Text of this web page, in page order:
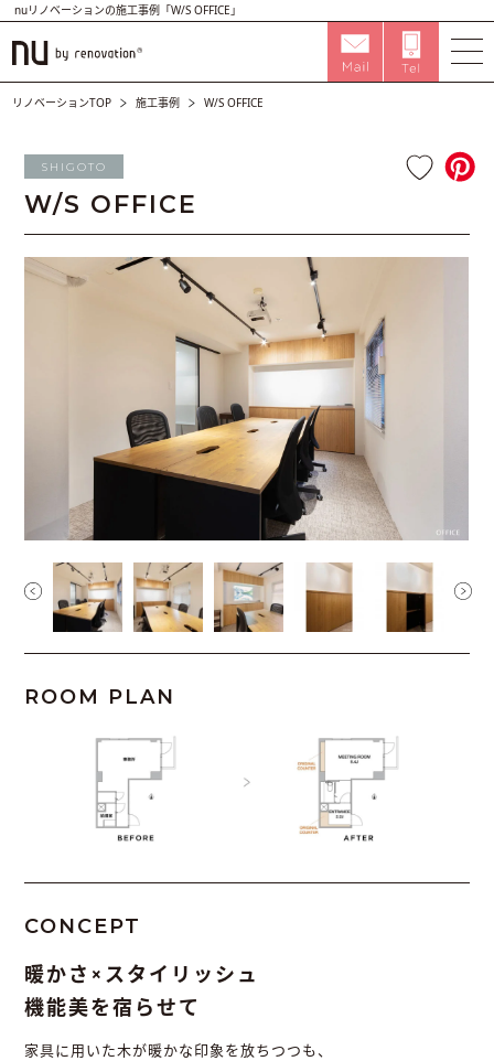
nuリノベーションの施工事例「W/S OFFICE」
リノベーションTOP 施工事例 W/S OFFICE
SHIGOTO
W/S OFFICE
ROOM PLAN
CONCEPT
暖かさ×スタイリッシュ
機能美を宿らせて
家具に用いた木が暖かな印象を放ちつつも、